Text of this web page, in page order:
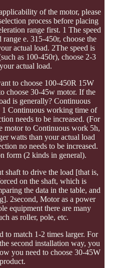
of the motor, please
process before placing
range first. 1 The speed
e. 315-450r, choose the
actual load. 2The speed is
as 100-450r), choose 2-3
actual load.
to choose 100-450R 15W
choose 30-45w motor. If the
is generally? Continuous
Continuous working time of
needs to be increased. (For
motor to Continuous work 5h,
watts than your actual load
no needs to be increased.
form (2 kinds in general).
shaft to drive the load [that is,
on the shaft, which is
the data in the table, and
2second, Motor as a power
equipment there are many
as roller, pole, etc.
to match 1-2 times larger. For
second installation way, you
you need to choose 30-45W
product.